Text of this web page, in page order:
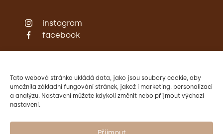
Tato webová stránka ukládá data, jako jsou soubory cookie, aby
umožnila základní fungování stránek, jakož i marketing, personalizaci
a analýzu. Nastavení můžete kdykoli změnit nebo přijmout výchozí
nastavení.
instagram
facebook
Svatby
Konference
Aktivity
Kontakty
je Mendelova univerzita v Brně.